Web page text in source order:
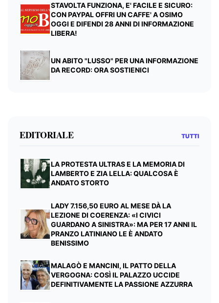
STAVOLTA FUNZIONA, E' FACILE E SICURO:
CON PAYPAL OFFRI UN CAFFE' A OSIMO
OGGI E DIFENDI 28 ANNI DI INFORMAZIONE
LIBERA!
UN ABITO "LUSSO" PER UNA INFORMAZIONE
DA RECORD: ORA SOSTIENICI
EDITORIALE TUTTI
LA PROTESTA ULTRAS E LA MEMORIA DI
LAMBERTO E ZIA LELLA: QUALCOSA È
ANDATO STORTO
LADY 7.156,50 EURO AL MESE DÀ LA
LEZIONE DI COERENZA: «I CIVICI
GUARDANO A SINISTRA»: MA PER 17 ANNI IL
PRANZO LATINIANO LE È ANDATO
BENISSIMO
MALAGÒ E MANCINI, IL PATTO DELLA
VERGOGNA: COSÌ IL PALAZZO UCCIDE
DEFINITIVAMENTE LA PASSIONE AZZURRA